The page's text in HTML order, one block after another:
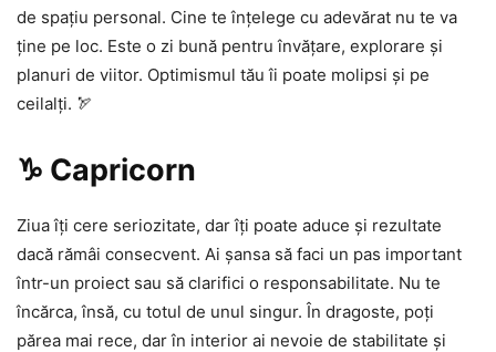
de spațiu personal. Cine te înțelege cu adevărat nu te va
ține pe loc. Este o zi bună pentru învățare, explorare și
planuri de viitor. Optimismul tău îi poate molipsi și pe
ceilalți. 🏹
♑ Capricorn
Ziua îți cere seriozitate, dar îți poate aduce și rezultate
dacă rămâi consecvent. Ai șansa să faci un pas important
într-un proiect sau să clarifici o responsabilitate. Nu te
încărca, însă, cu totul de unul singur. În dragoste, poți
părea mai rece, dar în interior ai nevoie de stabilitate și